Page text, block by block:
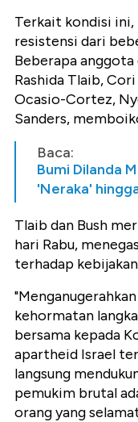
Terkait kondisi ini,
resistensi dari
Beberapa
Rashida Tlaib,
Ocasio-Cortez,
Sanders,
Baca:
Bumi Dilanda
'Neraka'
Tlaib dan Bush
hari Rabu,
terhadap
kehormatan
bersama kepada
apartheid Israel
langsung
pemukim brutal
orang yang